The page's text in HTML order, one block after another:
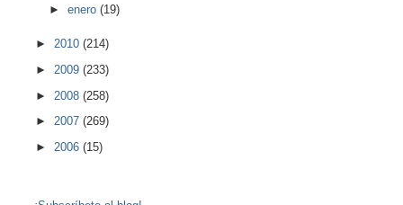
►enero(19)
► 2010 (214)
► 2009 (233)
► 2008 (258)
► 2007 (269)
► 2006 (15)